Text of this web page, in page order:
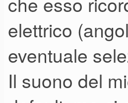
elettrico
eventuale
Il suono del